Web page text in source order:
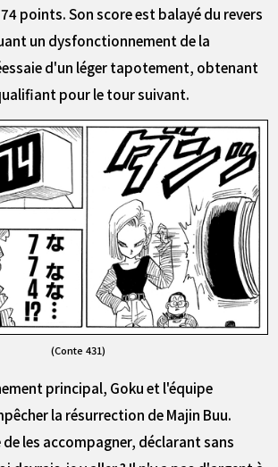
points. Son score est balayé du revers
un dysfonctionnement de la
d'un léger tapotement, obtenant
pour le tour suivant.
(Conte 431)
principal, Goku et l'équipe
la résurrection de Majin Buu.
les accompagner, déclarant sans